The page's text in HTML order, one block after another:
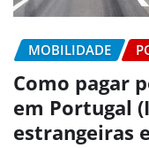
MOBILIDADE
Como pagar
em Portugal
estrangeiras